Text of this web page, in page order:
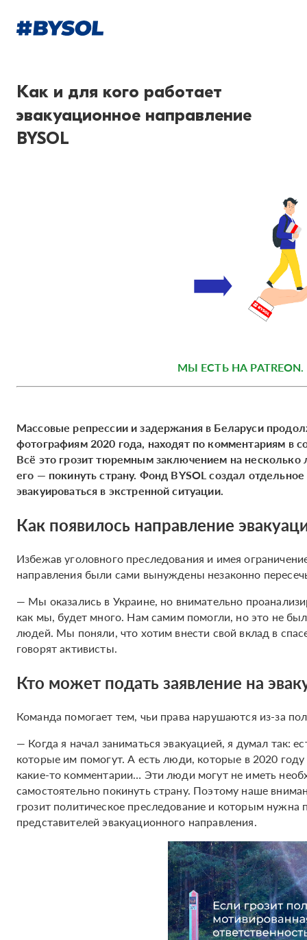
Как и для кого работает
эвакуационное направление
BYSOL
МЫ ЕСТЬ НА PATREON.
Массовые репрессии и задержания в Беларуси
фотографиям 2020 года, находят по комментариям в
Всё это грозит тюремным заключением на
его — покинуть страну. Фонд BYSOL создал
эвакуироваться в экстренной ситуации.
Как появилось направление
Избежав уголовного преследования и имея
направления были сами вынуждены незаконно
— Мы оказались в Украине, но внимательно
как мы, будет много. Нам самим помогли, но это не
людей. Мы поняли, что хотим внести свой вклад в
говорят активисты.
Кто может подать заявление на
Команда помогает тем, чьи права нарушаются из-за
— Когда я начал заниматься эвакуацией, я думал так:
которые им помогут. А есть люди, которые в 2020
какие-то комментарии… Эти люди могут не иметь
самостоятельно покинуть страну. Поэтому наше
грозит политическое преследование и которым
представителей эвакуационного направления.